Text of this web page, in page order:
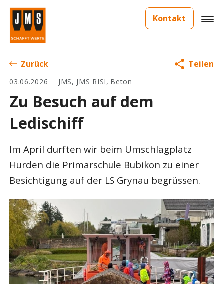
Kontakt
Zurück
03.06.2026 JMS, JMS RISI, Beton
Teilen
Zu Besuch auf dem
Ledischiff
Im April durften wir beim Umschlagplatz
Hurden die Primarschule Bubikon zu einer
Besichtigung auf der LS Grynau begrüssen.